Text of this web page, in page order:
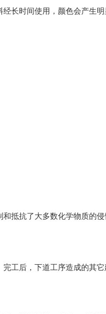
长时间使用，颜色会产生
抵抗了大多数化学物质的侵
工后，下道工序造成的其